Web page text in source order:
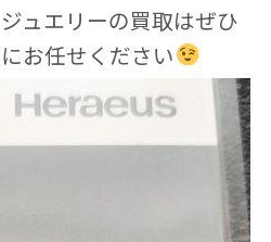
ュエリーの買取はぜひ
お任せください